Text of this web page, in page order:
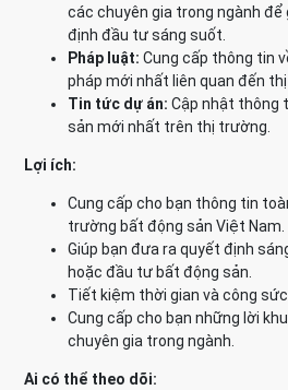
các chuyên gia trong ngành để
định đầu tư sáng suốt.
Pháp luật: Cung cấp thông tin
pháp mới nhất liên quan đến
Tin tức dự án: Cập nhật thông
sản mới nhất trên thị trường.
Lợi ích:
Cung cấp cho bạn thông tin
trường bất động sản Việt Nam.
Giúp bạn đưa ra quyết định
hoặc đầu tư bất động sản.
Tiết kiệm thời gian và công
Cung cấp cho bạn những lời
chuyên gia trong ngành.
Ai có thể theo dõi: